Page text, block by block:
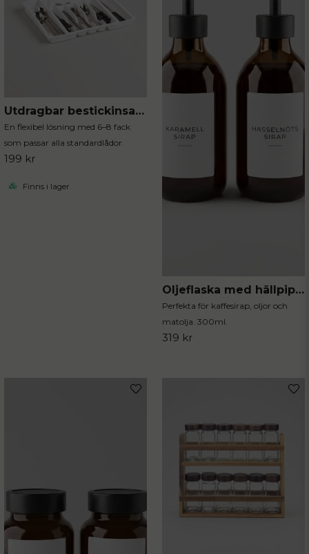
Utdragbar bestickinsats i vit plast
En flexibel lösning med 6–8 fack
som passar alla standardlådor.
199 kr
Finns i lager
Oljeflaska med hällpip 2-pack
Perfekta för kaffesirap, oljor och
matolja. 300ml.
319 kr